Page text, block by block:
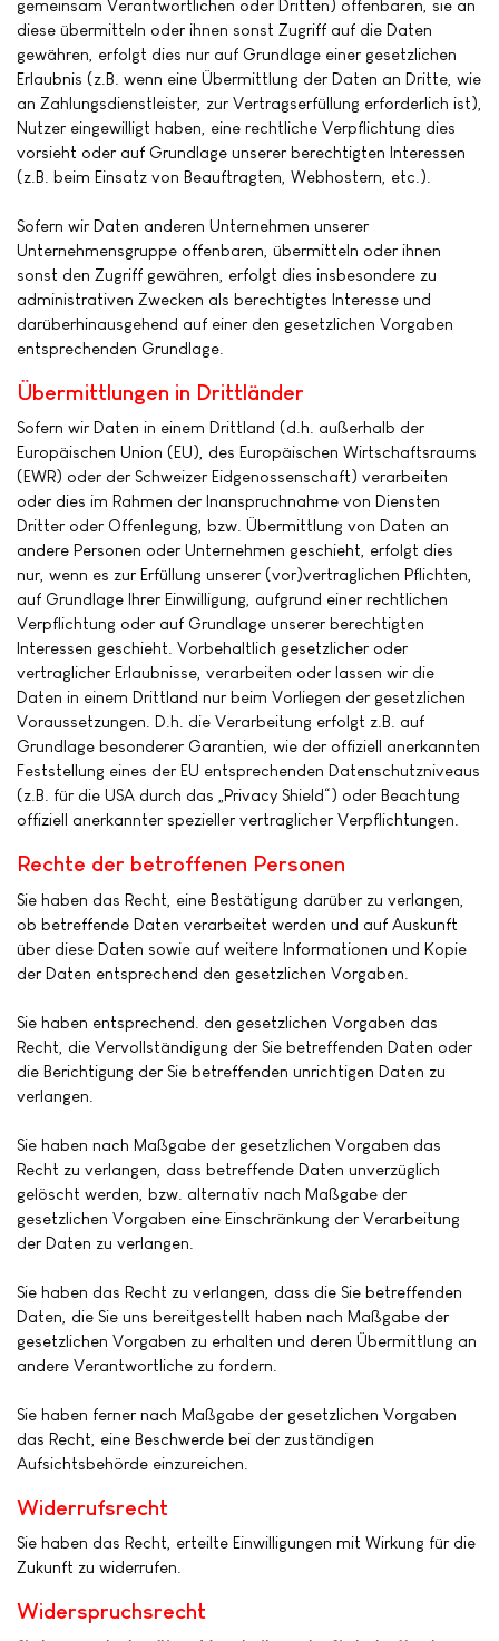
gemeinsam Verantwortlichen oder Dritten) offenbaren, sie an
diese übermitteln oder ihnen sonst Zugriff auf die Daten
gewähren, erfolgt dies nur auf Grundlage einer gesetzlichen
Erlaubnis (z.B. wenn eine Übermittlung der Daten an Dritte, wie
an Zahlungsdienstleister, zur Vertragserfüllung erforderlich ist),
Nutzer eingewilligt haben, eine rechtliche Verpflichtung dies
vorsieht oder auf Grundlage unserer berechtigten Interessen
(z.B. beim Einsatz von Beauftragten, Webhostern, etc.).
Sofern wir Daten anderen Unternehmen unserer
Unternehmensgruppe offenbaren, übermitteln oder ihnen
sonst den Zugriff gewähren, erfolgt dies insbesondere zu
administrativen Zwecken als berechtigtes Interesse und
darüberhinausgehend auf einer den gesetzlichen Vorgaben
entsprechenden Grundlage.
Übermittlungen in Drittländer
Sofern wir Daten in einem Drittland (d.h. außerhalb der
Europäischen Union (EU), des Europäischen Wirtschaftsraums
(EWR) oder der Schweizer Eidgenossenschaft) verarbeiten
oder dies im Rahmen der Inanspruchnahme von Diensten
Dritter oder Offenlegung, bzw. Übermittlung von Daten an
andere Personen oder Unternehmen geschieht, erfolgt dies
nur, wenn es zur Erfüllung unserer (vor)vertraglichen Pflichten,
auf Grundlage Ihrer Einwilligung, aufgrund einer rechtlichen
Verpflichtung oder auf Grundlage unserer berechtigten
Interessen geschieht. Vorbehaltlich gesetzlicher oder
vertraglicher Erlaubnisse, verarbeiten oder lassen wir die
Daten in einem Drittland nur beim Vorliegen der gesetzlichen
Voraussetzungen. D.h. die Verarbeitung erfolgt z.B. auf
Grundlage besonderer Garantien, wie der offiziell anerkannten
Feststellung eines der EU entsprechenden Datenschutzniveaus
(z.B. für die USA durch das „Privacy Shield“) oder Beachtung
offiziell anerkannter spezieller vertraglicher Verpflichtungen.
Rechte der betroffenen Personen
Sie haben das Recht, eine Bestätigung darüber zu verlangen,
ob betreffende Daten verarbeitet werden und auf Auskunft
über diese Daten sowie auf weitere Informationen und Kopie
der Daten entsprechend den gesetzlichen Vorgaben.
Sie haben entsprechend. den gesetzlichen Vorgaben das
Recht, die Vervollständigung der Sie betreffenden Daten oder
die Berichtigung der Sie betreffenden unrichtigen Daten zu
verlangen.
Sie haben nach Maßgabe der gesetzlichen Vorgaben das
Recht zu verlangen, dass betreffende Daten unverzüglich
gelöscht werden, bzw. alternativ nach Maßgabe der
gesetzlichen Vorgaben eine Einschränkung der Verarbeitung
der Daten zu verlangen.
Sie haben das Recht zu verlangen, dass die Sie betreffenden
Daten, die Sie uns bereitgestellt haben nach Maßgabe der
gesetzlichen Vorgaben zu erhalten und deren Übermittlung an
andere Verantwortliche zu fordern.
Sie haben ferner nach Maßgabe der gesetzlichen Vorgaben
das Recht, eine Beschwerde bei der zuständigen
Aufsichtsbehörde einzureichen.
Widerrufsrecht
Sie haben das Recht, erteilte Einwilligungen mit Wirkung für die
Zukunft zu widerrufen.
Widerspruchsrecht